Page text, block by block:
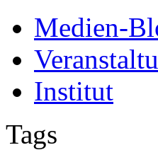
Medien-
Institut
Tags